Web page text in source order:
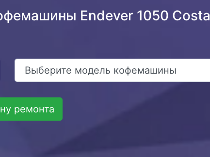
Endever 1050 Costa
ремонта